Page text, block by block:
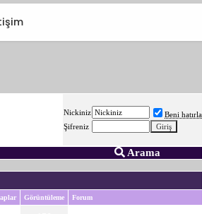
Nickiniz
Beni hatırla
Şifreniz
Arama
Görüntüleme Forum